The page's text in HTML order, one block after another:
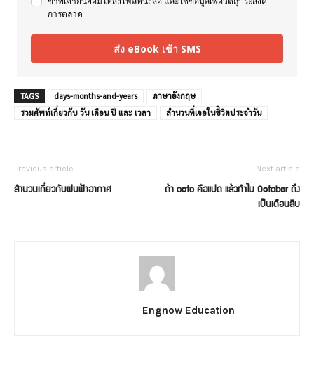
การตลาด
ส่ง eBook เข้า SMS
TAGS days-months-and-years
ภาษาอังกฤษ
รวมศัพท์เกี่ยวกับ วัน เดือน ปี และ เวลา
สำนวนที่เจอในชีิวิตประจำวัน
Previous article
สำนวนเกี่ยวกับฝนฟ้าอากาศ
Next article
ถ้า octo คือแปด แล้วทำไม October ถึง
เป็นเดือนสิบ
Engnow Education